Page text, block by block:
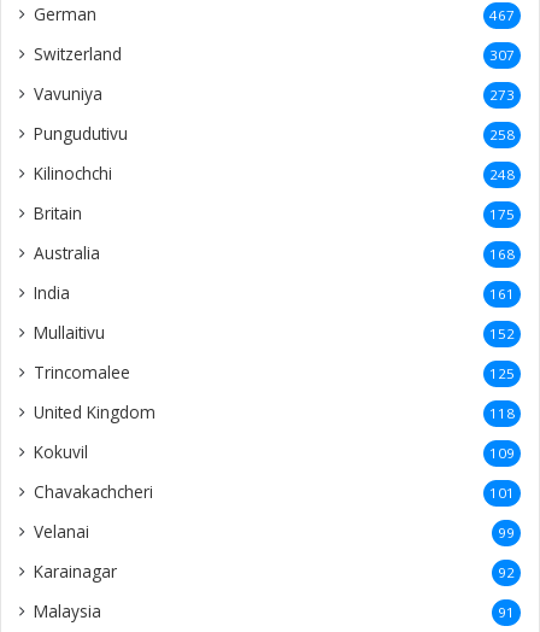
German 467
Switzerland 307
Vavuniya 273
Pungudutivu 258
Kilinochchi 248
Britain 175
Australia 168
India 161
Mullaitivu 152
Trincomalee 125
United Kingdom 118
Kokuvil 109
Chavakachcheri 101
Velanai 99
Karainagar 92
Malaysia 91